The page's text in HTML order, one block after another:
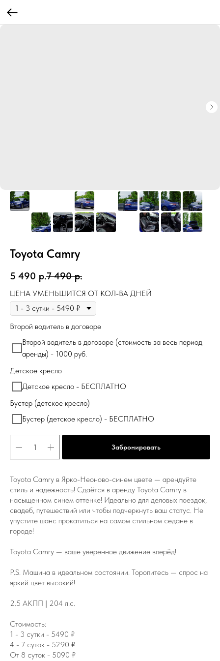
Toyota Camry
5 490 р.7 490 р.
ЦЕНА УМЕНЬШИТСЯ ОТ КОЛ-ВА ДНЕЙ
Второй водитель в договоре
Второй водитель в договоре (стоимость за весь период
аренды) - 1000 руб.
Детское кресло
Детское кресло - БЕСПЛАТНО
Бустер (детское кресло)
Бустер (детское кресло) - БЕСПЛАТНО
Забронировать
Toyota Camry в Ярко-Неоново-синем цвете — арендуйте
стиль и надежность! Сдаётся в аренду Toyota Camry в
насыщенном синем оттенке! Идеально для деловых поездок,
свадеб, путешествий или чтобы подчеркнуть ваш статус. Не
упустите шанс прокатиться на самом стильном седане в
городе!
Toyota Camry — ваше уверенное движение вперёд!
P.S. Машина в идеальном состоянии. Торопитесь — спрос на
яркий цвет высокий!
2.5 АКПП | 204 л.с.
Стоимость:
1 - 3 сутки - 5490 ₽
4 - 7 суток - 5290 ₽
От 8 суток - 5090 ₽